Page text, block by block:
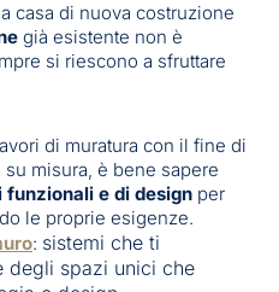
casa di nuova costruzione
già esistente non è
si riescono a sfruttare
di muratura con il fine di
misura, è bene sapere
funzionali e di design per
le proprie esigenze.
: sistemi che ti
degli spazi unici che